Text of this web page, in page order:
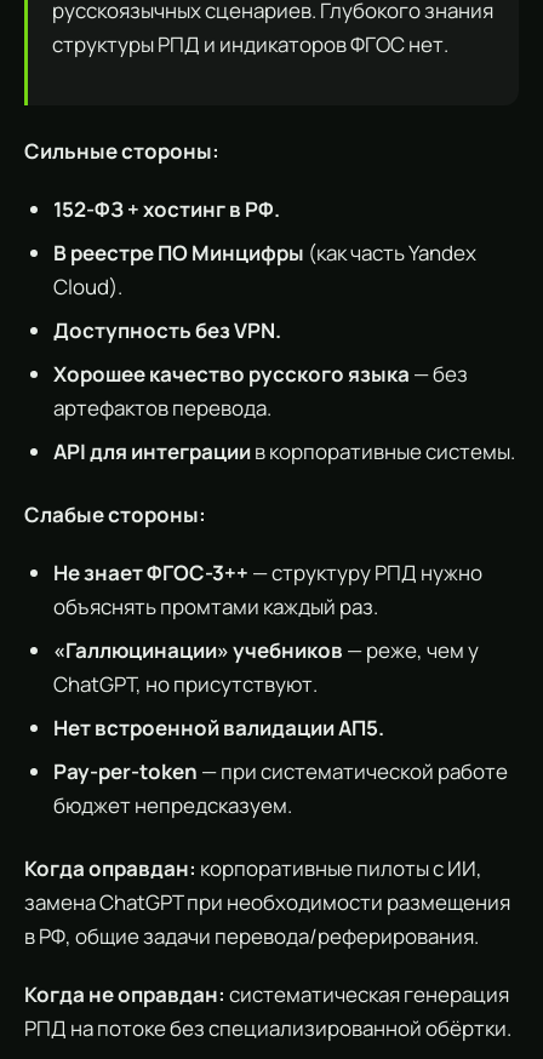
русскоязычных сценариев. Глубокого знания
структуры РПД и индикаторов ФГОС нет.
Сильные стороны:
152-ФЗ + хостинг в РФ.
В реестре ПО Минцифры (как часть Yandex
Cloud).
Доступность без VPN.
Хорошее качество русского языка — без
артефактов перевода.
API для интеграциив корпоративные системы.
Слабые стороны:
Не знает ФГОС-3++ — структуру РПД нужно
объяснять промтами каждый раз.
«Галлюцинации» учебников — реже, чем у
ChatGPT, но присутствуют.
Нет встроенной валидации АП5.
Pay-per-token — при систематической работе
бюджет непредсказуем.
Когда оправдан: корпоративные пилоты с ИИ,
замена ChatGPT при необходимости размещения
в РФ, общие задачи перевода/реферирования.
Когда не оправдан: систематическая генерация
РПД на потоке без специализированной обёртки.